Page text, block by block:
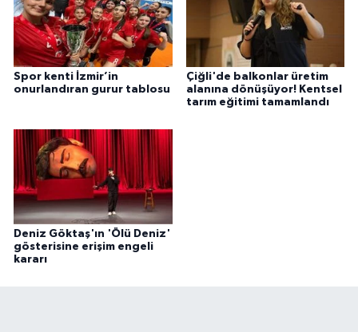
Spor kenti İzmir’in
onurlandıran gurur tablosu
Çiğli'de balkonlar üretim
alanına dönüşüyor! Kentsel
tarım eğitimi tamamlandı
Deniz Göktaş'ın 'Ölü Deniz'
gösterisine erişim engeli
kararı